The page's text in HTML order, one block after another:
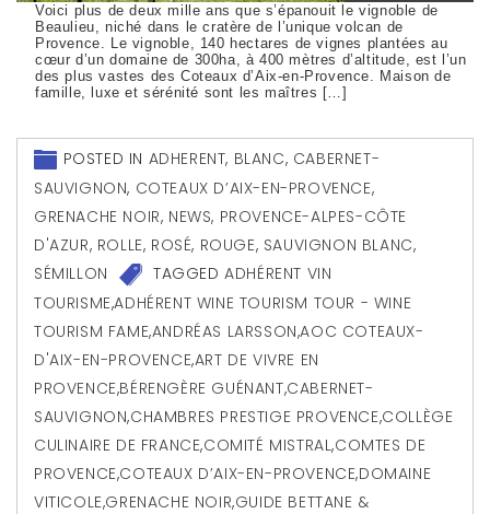
Voici plus de deux mille ans que s’épanouit le vignoble de
Beaulieu, niché dans le cratère de l’unique volcan de
Provence. Le vignoble, 140 hectares de vignes plantées au
cœur d’un domaine de 300ha, à 400 mètres d’altitude, est l’un
des plus vastes des Coteaux d’Aix-en-Provence. Maison de
famille, luxe et sérénité sont les maîtres […]
POSTED IN ADHERENT, BLANC, CABERNET-
SAUVIGNON, COTEAUX D’AIX-EN-PROVENCE,
GRENACHE NOIR, NEWS, PROVENCE-ALPES-CÔTE
D'AZUR, ROLLE, ROSÉ, ROUGE, SAUVIGNON BLANC,
SÉMILLON
TAGGEDADHÉRENT VIN
TOURISME,ADHÉRENT WINE TOURISM TOUR - WINE
TOURISM FAME,ANDRÉAS LARSSON,AOC COTEAUX-
D'AIX-EN-PROVENCE,ART DE VIVRE EN
PROVENCE,BÉRENGÈRE GUÉNANT,CABERNET-
SAUVIGNON,CHAMBRES PRESTIGE PROVENCE,COLLÈGE
CULINAIRE DE FRANCE,COMITÉ MISTRAL,COMTES DE
PROVENCE,COTEAUX D’AIX-EN-PROVENCE,DOMAINE
VITICOLE,GRENACHE NOIR,GUIDE BETTANE &